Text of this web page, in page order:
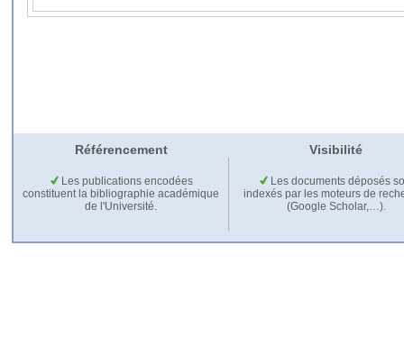
Référencement Visibilité
Les publications encodées
constituent la bibliographie académique
de l'Université.
Les documents déposés
indexés par les moteurs de
(Google Scholar,…).